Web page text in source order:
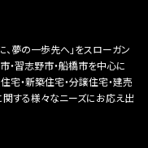
、夢の一歩先へ」をスローガン
・習志野市・船橋市を中心に
宅・新築住宅・分譲住宅・建売
関する様々なニーズにお応え出